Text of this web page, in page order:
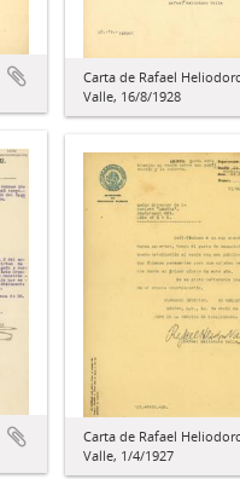
Carta de Rafael
Valle, 16/8/1928
Carta de Rafael
Valle, 1/4/1927